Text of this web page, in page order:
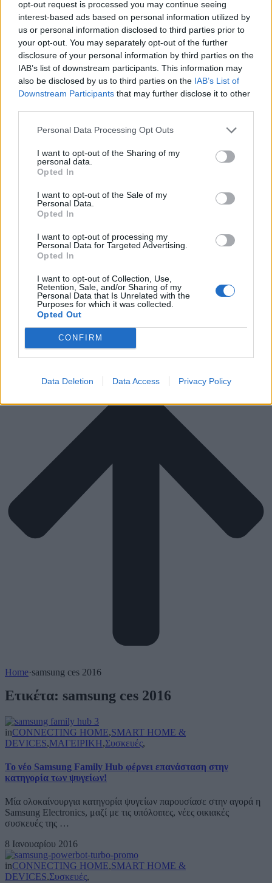
opt-out request is processed you may continue seeing
interest-based ads based on personal information utilized by
us or personal information disclosed to third parties prior to
your opt-out. You may separately opt-out of the further
disclosure of your personal information by third parties on the
IAB’s list of downstream participants. This information may
also be disclosed by us to third parties on the IAB’s List of
Downstream Participants that may further disclose it to other
Personal Data Processing Opt Outs
I want to opt-out of the Sharing of my
personal data.
Opted In
I want to opt-out of the Sale of my
Personal Data.
Opted In
I want to opt-out of processing my
Personal Data for Targeted Advertising.
Opted In
I want to opt-out of Collection, Use,
Retention, Sale, and/or Sharing of my
Personal Data that Is Unrelated with the
Purposes for which it was collected.
Opted Out
CONFIRM
Data Deletion Data Access Privacy Policy
PERSONAL CARE
HOME SECURITY
ΦΩΤΙΣΜΟΣ
INDOOR
ΣΑΛΟΝΙ
ΚΟΥΖΙΝΑ
ΜΠΑΝΙΟ
ΥΠΝΟΔΩΜΑΤΙΟ
ΠΑΙΔΙΚΟ ΔΩΜΑΤΙΟ
HOME OFFICE
OUTDOOR
ΒΕΡΑΝΤΑ
ΓΚΑΡΑΖ
DIY & GUIDES
DIY
@HOME
FITNESS
ΜΑΓΕΙΡΙΚΗ
PETS
PLUS
ΒΑΦΕΣ & ΕΡΓΑΛΕΙΑ
ΣΚΙΑΣΗ
ΜΕΤΑΚΟΜΙΣΗ
ΔΙΑΓΩΝΙΣΜΟΙ
Home·samsung ces 2016
Ετικέτα: samsung ces 2016
inCONNECTING HOME,SMART HOME &
DEVICES,ΜΑΓΕΙΡΙΚΗ,Συσκευές,
To νέο Samsung Family Hub φέρνει επανάσταση στην
κατηγορία των ψυγείων!
Μία ολοκαίνουργια κατηγορία ψυγείων παρουσίασε στην αγορά η
Samsung Electronics, μαζί με τις υπόλοιπες, νέες οικιακές
συσκευές της …
8 Ιανουαρίου 2016
inCONNECTING HOME,SMART HOME &
DEVICES,Συσκευές,